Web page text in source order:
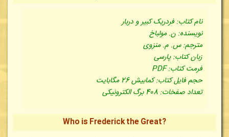
نام کتاب: فردریک کبیر و دربار
نویسنده: ن. مولباخ
مترجم: س. م. منزوی
زبان کتاب: پارسی
فرمت کتاب: PDF
حجم فایل کتاب: کمابیش 26 مگابایت
تعداد صفخات: 408 برگ الکترونیکی
Who is Frederick the Great?